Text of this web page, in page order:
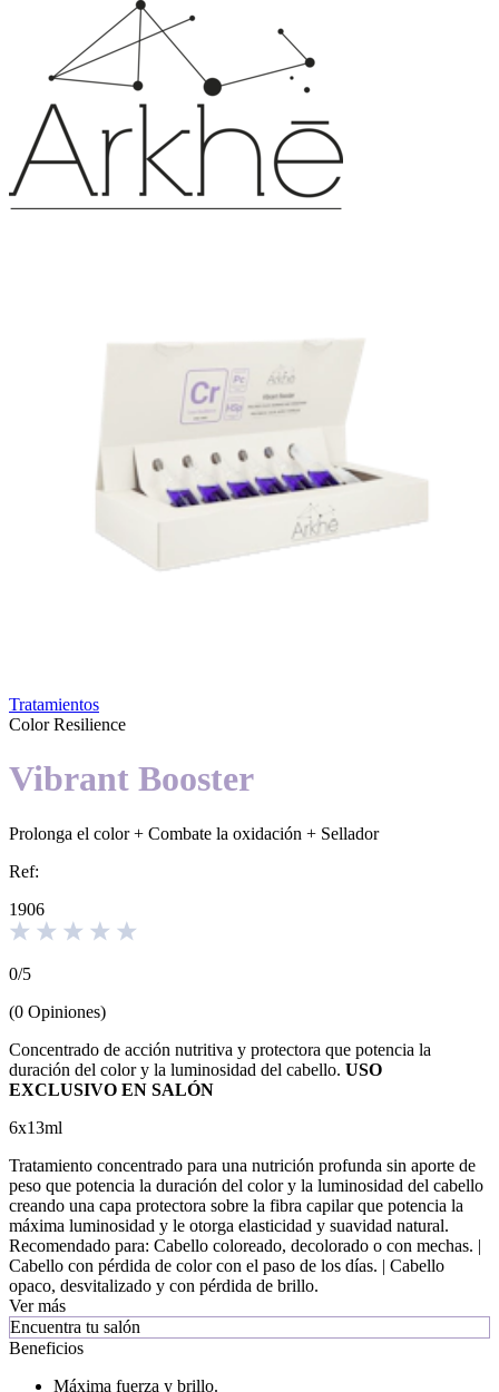
Tratamientos
Color Resilience
Vibrant Booster
Prolonga el color + Combate la oxidación + Sellador
Ref:
1906
0/5
(0 Opiniones)
Concentrado de acción nutritiva y protectora que potencia la
duración del color y la luminosidad del cabello. USO
EXCLUSIVO EN SALÓN
6x13ml
Tratamiento concentrado para una nutrición profunda sin aporte de
peso que potencia la duración del color y la luminosidad del cabello
creando una capa protectora sobre la fibra capilar que potencia la
máxima luminosidad y le otorga elasticidad y suavidad natural.
Recomendado para: Cabello coloreado, decolorado o con mechas. |
Cabello con pérdida de color con el paso de los días. | Cabello
opaco, desvitalizado y con pérdida de brillo.
Ver más
Encuentra tu salón
Beneficios
Máxima fuerza y brillo.